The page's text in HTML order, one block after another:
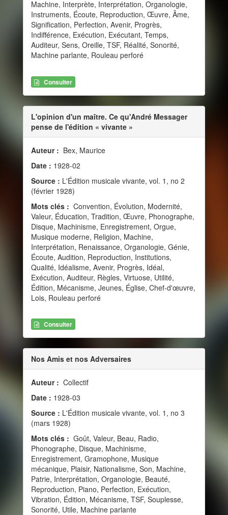
Machine, Interprète, Interprétation, Organologie,
Instruments, Écoute, Reproduction, Œuvre, Âme,
Signification, Perfection, Avenir, Progrès,
Indifférence, Exécution, Exécutant, Temps,
Auditeur, Sens, Oreille, TSF, Réalité, Sonorité,
Machine parlante, Rouleau perforé
Consulter
L'opinion d'un maître. Ce qu'André Messager
pense de l'édition « vivante »
Auteur : Bex, Maurice
Date : 1928-02
Source : L'Édition musicale vivante, vol. 1, no 2
(février 1928)
Mots clés : Convention, Évolution, Modernité,
Valeur, Éducation, Tradition, Œuvre, Phonographe,
Disque, Machinisme, Enregistrement, Orgue,
Musique moderne, Religion, Machine,
Interprétation, Renaissance, Organologie, Génie,
Écoute, Audition, Reproduction, Institutions,
Qualité, Idéalisme, Avenir, Progrès, Idéal,
Exécution, Auditeur, Règles, Virtuose, Utilité,
Édition, Mécanisme, Jeunes, Église, Chef-d'œuvre,
Lois, Rouleau perforé
Consulter
Nos Amis et nos Adversaires
Auteur : Collectif
Date : 1928-03
Source : L'Édition musicale vivante, vol. 1, no 3
(mars 1928)
Mots clés : Goût, Valeur, Beau, Radio,
Phonographe, Disque, Machinisme,
Enregistrement, Gramophone, Musique
mécanique, Plaisir, Nationalisme, Son, Machine,
Patrie, Interprétation, Organologie, Beauté,
Reproduction, Piano, Perfection, Exécution,
Vibration, Édition, Mécanisme, TSF, Souplesse,
Sonorité, Utile, Machine parlante